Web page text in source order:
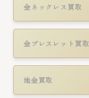
金ネックレス買取
金ブレスレット買取
地金買取